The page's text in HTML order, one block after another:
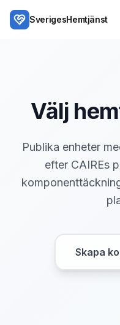
Hoppa till huvudinnehåll
SverigesHemtjänst
Välj
Publika enheter
efter CAIREs
Skapa